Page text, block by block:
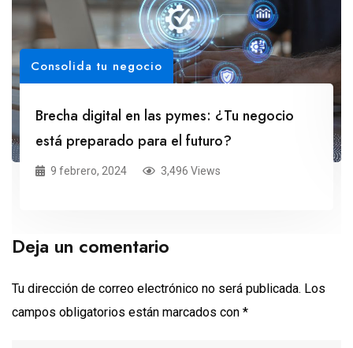
Consolida tu negocio
Brecha digital en las pymes: ¿Tu negocio
está preparado para el futuro?
9 febrero, 2024 3,496 Views
Deja un comentario
Tu dirección de correo electrónico no será publicada. Los
campos obligatorios están marcados con *